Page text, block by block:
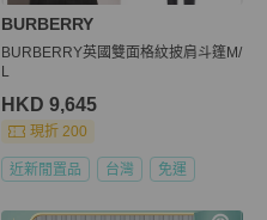
BURBERRY
BURBERRY英國雙面格紋披肩斗篷M/
L
HKD 9,645
現折 200
近新閒置品 台灣 免運